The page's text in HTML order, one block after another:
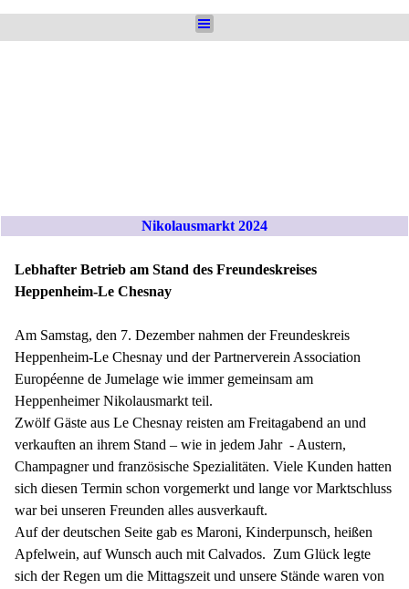
Menü überspringen
Nikolausmarkt 2024
Lebhafter Betrieb am Stand des Freundeskreises
Heppenheim-Le Chesnay
Am Samstag, den 7. Dezember nahmen der Freundeskreis
Heppenheim-Le Chesnay und der Partnerverein Association
Européenne de Jumelage wie immer gemeinsam am
Heppenheimer Nikolausmarkt teil.
Zwölf Gäste aus Le Chesnay reisten am Freitagabend an und
verkauften an ihrem Stand – wie in jedem Jahr - Austern,
Champagner und französische Spezialitäten. Viele Kunden hatten
sich diesen Termin schon vorgemerkt und lange vor Marktschluss
war bei unseren Freunden alles ausverkauft.
Auf der deutschen Seite gab es Maroni, Kinderpunsch, heißen
Apfelwein, auf Wunsch auch mit Calvados. Zum Glück legte
sich der Regen um die Mittagszeit und unsere Stände waren von